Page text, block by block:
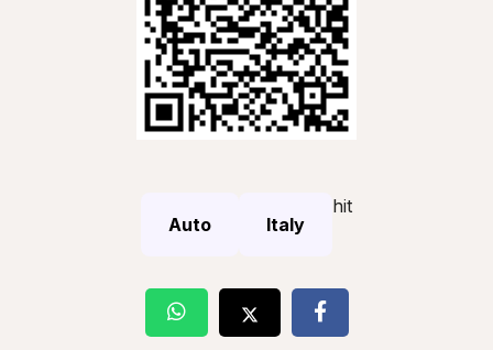
Auto Italy
hit